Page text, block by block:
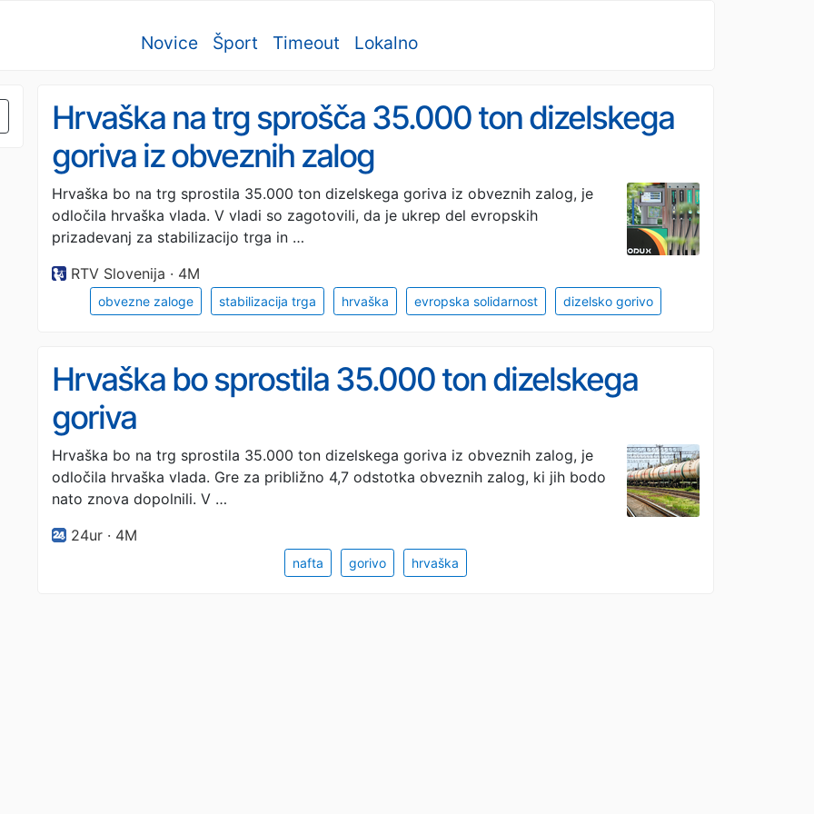
Novice Šport Timeout Lokalno
Hrvaška na trg sprošča 35.000 ton dizelskega
goriva iz obveznih zalog
Hrvaška bo na trg sprostila 35.000 ton dizelskega goriva iz obveznih zalog, je
odločila hrvaška vlada. V vladi so zagotovili, da je ukrep del evropskih
prizadevanj za stabilizacijo trga in …
RTV Slovenija · 4M
obvezne zaloge stabilizacija trga hrvaška evropska solidarnost dizelsko gorivo
Hrvaška bo sprostila 35.000 ton dizelskega
goriva
Hrvaška bo na trg sprostila 35.000 ton dizelskega goriva iz obveznih zalog, je
odločila hrvaška vlada. Gre za približno 4,7 odstotka obveznih zalog, ki jih bodo
nato znova dopolnili. V …
24ur · 4M
nafta gorivo hrvaška